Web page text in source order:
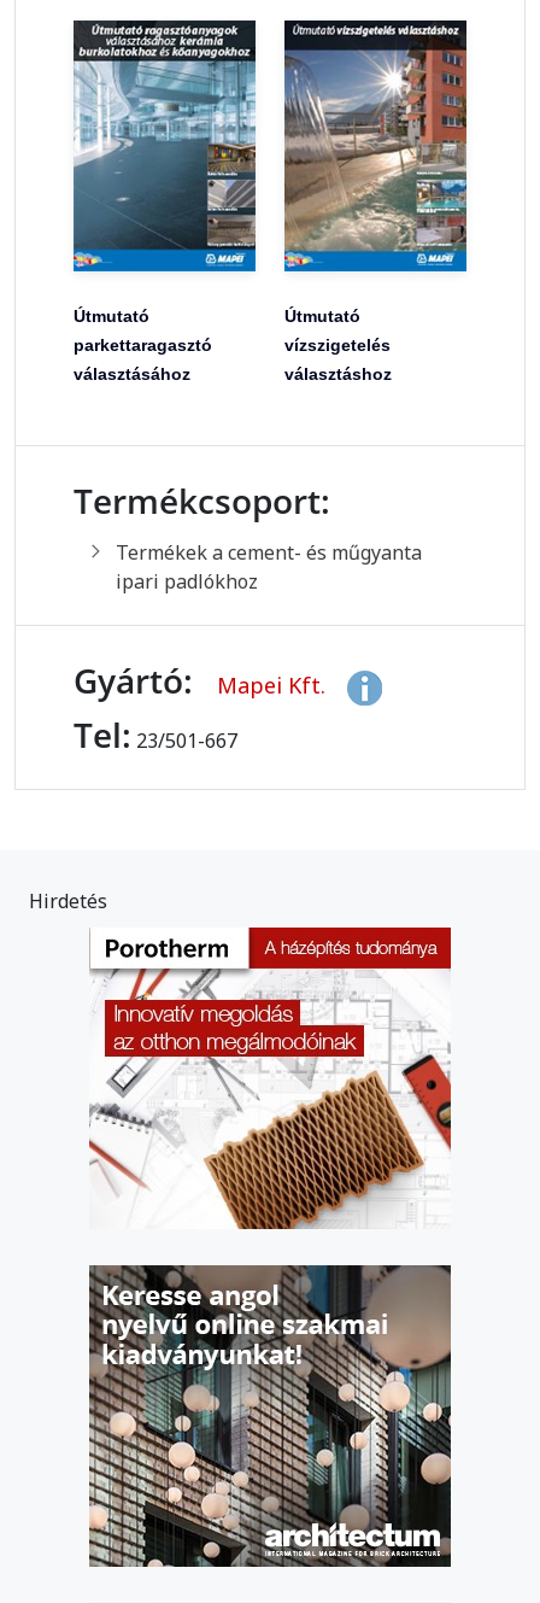
Útmutató
parkettaragasztó
választásához
Útmutató
vízszigetelés
választáshoz
Termékcsoport:
Termékek a cement- és műgyanta
ipari padlókhoz
Gyártó: Mapei Kft.
Tel: 23/501-667
Hirdetés